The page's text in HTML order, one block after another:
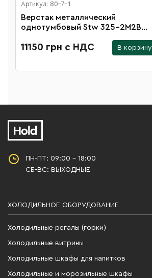
Артикул: 80-7-1
Верстак металлический
однотумбовый Stw 325-2М2B
11150 грн с НДС В корзину
ПН-ПТ: 09:00 - 18:00
СБ-ВС: ВЫХОДНЫЕ
ХОЛОДИЛЬНОЕ ОБОРУДОВАНИЕ
Холодильные регалы (горки)
Холодильные витрины
Холодильные шкафы для напитков
Холодильные и морозильные шкафы